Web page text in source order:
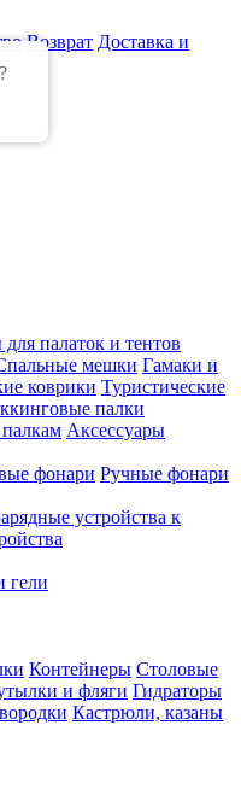
Возврат Доставка и
палаток и тентов
мешки Гамаки и
коврики Туристические
палки
Аксессуары
фонари Ручные фонари
устройства к
гели
Контейнеры Столовые
и фляги Гидраторы
Кастрюли, казаны